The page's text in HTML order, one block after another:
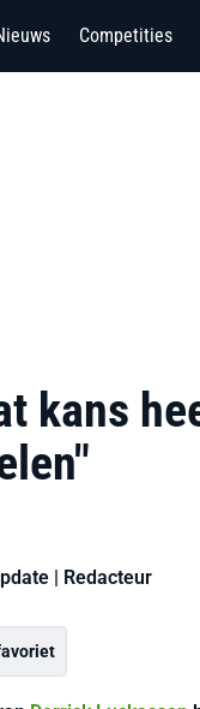
Competities
kans
| Redacteur